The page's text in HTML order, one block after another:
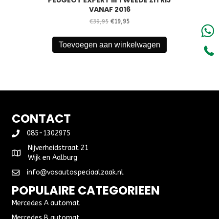
VANAF 2016
€39,95 Oorspronkelijke
was:
€39,95.
€19,95Huidige
is:
€19,95.
Toevoegen aan winkelwagen
CONTACT
085-1302975
Nijverheidstraat 21
Wijk en Aalburg
info@vosautospeciaalzaak.nl
POPULAIRE CATEGORIEEN
Mercedes A automat